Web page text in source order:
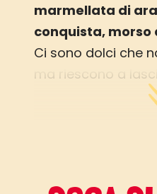
marmellata di
conquista, morso
Ci sono dolci che
ma riescono a
profonda nel